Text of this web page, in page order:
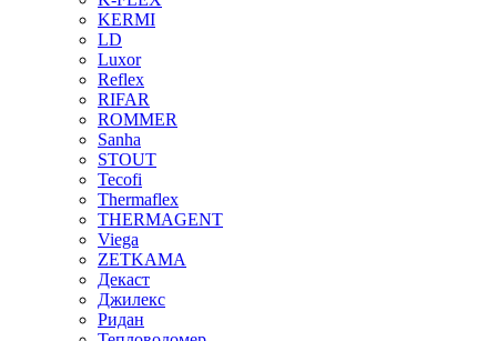
KERMI
LD
Luxor
Reflex
RIFAR
ROMMER
Sanha
STOUT
Tecofi
Thermaflex
THERMAGENT
Viega
ZETKAMA
Декаст
Джилекс
Ридан